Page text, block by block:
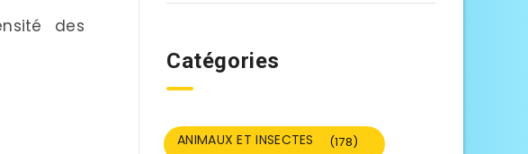
des
Catégories
ANIMAUX ET INSECTES (178)